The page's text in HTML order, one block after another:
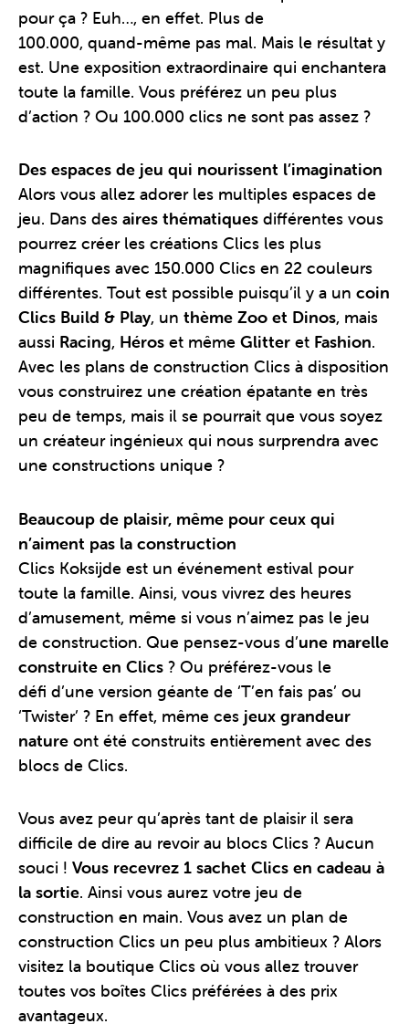
pour ça ? Euh…, en effet. Plus de
100.000, quand-même pas mal. Mais le résultat y
est. Une exposition extraordinaire qui enchantera
toute la famille. Vous préférez un peu plus
d’action ? Ou 100.000 clics ne sont pas assez ?
Des espaces de jeu qui nourissent l’imagination
Alors vous allez adorer les multiples espaces de
jeu. Dans des aires thématiques différentes vous
pourrez créer les créations Clics les plus
magnifiques avec 150.000 Clics en 22 couleurs
différentes. Tout est possible puisqu’il y a un coin
Clics Build & Play, un thème Zoo et Dinos, mais
aussi Racing, Héros et même Glitter et Fashion.
Avec les plans de construction Clics à disposition
vous construirez une création épatante en très
peu de temps, mais il se pourrait que vous soyez
un créateur ingénieux qui nous surprendra avec
une constructions unique ?
Beaucoup de plaisir, même pour ceux qui
n’aiment pas la construction
Clics Koksijde est un événement estival pour
toute la famille. Ainsi, vous vivrez des heures
d’amusement, même si vous n’aimez pas le jeu
de construction. Que pensez-vous d’une marelle
construite en Clics ? Ou préférez-vous le
défi d’une version géante de ‘T’en fais pas’ ou
‘Twister’ ? En effet, même ces jeux grandeur
nature ont été construits entièrement avec des
blocs de Clics.
Vous avez peur qu’après tant de plaisir il sera
difficile de dire au revoir au blocs Clics ? Aucun
souci ! Vous recevrez 1 sachet Clics en cadeau à
la sortie. Ainsi vous aurez votre jeu de
construction en main. Vous avez un plan de
construction Clics un peu plus ambitieux ? Alors
visitez la boutique Clics où vous allez trouver
toutes vos boîtes Clics préférées à des prix
avantageux.